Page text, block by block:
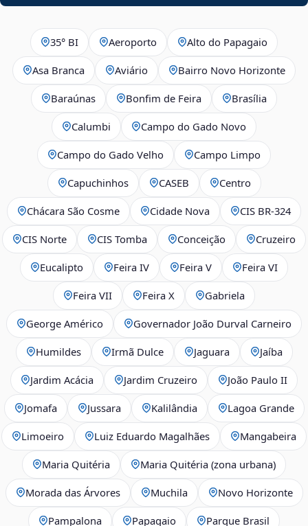
35° BI Aeroporto Alto do Papagaio
Asa Branca Aviário Bairro Novo Horizonte
Baraúnas Bonfim de Feira Brasília
Calumbi Campo do Gado Novo
Campo do Gado Velho Campo Limpo
Capuchinhos CASEB Centro
Chácara São Cosme Cidade Nova CIS BR‑324
CIS Norte CIS Tomba Conceição Cruzeiro
Eucalipto Feira IV Feira V Feira VI
Feira VII Feira X Gabriela
George Américo Governador João Durval Carneiro
Humildes Irmã Dulce Jaguara Jaíba
Jardim Acácia Jardim Cruzeiro João Paulo II
Jomafa Jussara Kalilândia Lagoa Grande
Limoeiro Luiz Eduardo Magalhães Mangabeira
Maria Quitéria Maria Quitéria (zona urbana)
Morada das Árvores Muchila Novo Horizonte
Pampalona Papagaio Parque Brasil